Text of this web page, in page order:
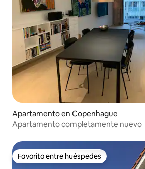
Apartamento en Copenhague
Apartamento completamente nuevo
Favorito entre huéspedes
Favorito entre huéspedes